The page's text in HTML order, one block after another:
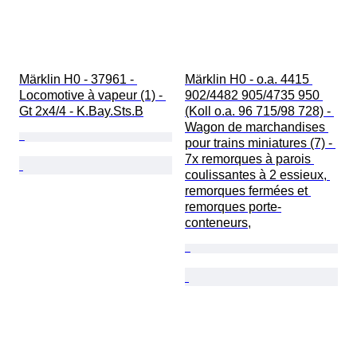
Märklin H0 - 37961 -
Locomotive à vapeur (1) -
Gt 2x4/4 - K.Bay.Sts.B
Märklin H0 - o.a. 4415
902/4482 905/4735 950
(Koll o.a. 96 715/98 728) -
Wagon de marchandises
pour trains miniatures (7) -
7x remorques à parois
coulissantes à 2 essieux,
remorques fermées et
remorques porte-
conteneurs,